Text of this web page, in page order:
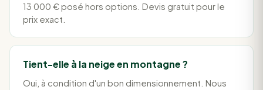
13 000 € posé hors options. Devis gratuit pour le
prix exact.
Tient-elle à la neige en montagne ?
Oui, à condition d'un bon dimensionnement. Nous